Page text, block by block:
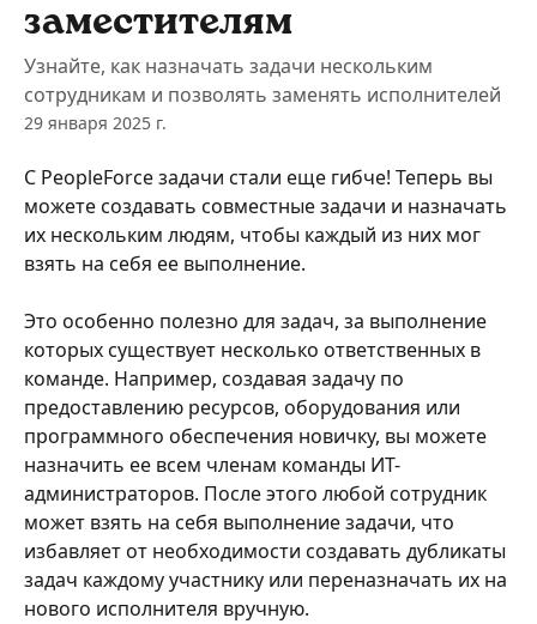
заместителям
Узнайте, как назначать задачи нескольким
сотрудникам и позволять заменять исполнителей
29 января 2025 г.
С PeopleForce задачи стали еще гибче! Теперь вы
можете создавать совместные задачи и назначать
их нескольким людям, чтобы каждый из них мог
взять на себя ее выполнение.
Это особенно полезно для задач, за выполнение
которых существует несколько ответственных в
команде. Например, создавая задачу по
предоставлению ресурсов, оборудования или
программного обеспечения новичку, вы можете
назначить ее всем членам команды ИТ-
администраторов. После этого любой сотрудник
может взять на себя выполнение задачи, что
избавляет от необходимости создавать дубликаты
задач каждому участнику или переназначать их на
нового исполнителя вручную.